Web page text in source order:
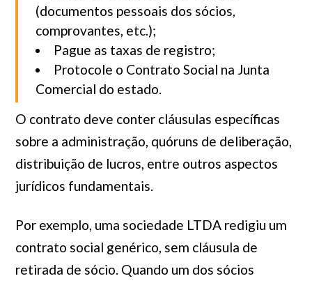
(documentos pessoais dos sócios,
comprovantes, etc.);
Pague as taxas de registro;
Protocole o Contrato Social na Junta
Comercial do estado.
O contrato deve conter cláusulas específicas
sobre a administração, quóruns de deliberação,
distribuição de lucros, entre outros aspectos
jurídicos fundamentais.
Por exemplo, uma sociedade LTDA redigiu um
contrato social genérico, sem cláusula de
retirada de sócio. Quando um dos sócios